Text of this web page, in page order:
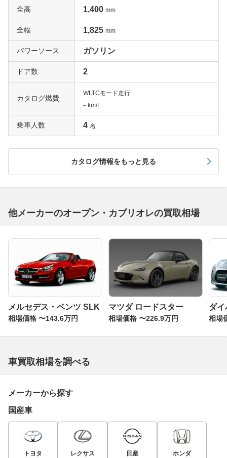
全高 1,400 mm
全幅 1,825 mm
パワーソース ガソリン
ドア数 2
カタログ燃費
WLTCモード走行
- km/L
乗車人数 4 名
カタログ情報をもっと見る
他メーカーのオープン・カブリオレの買取相場
メルセデス・ベンツ SLK
相場価格 〜143.6万円
マツダ ロードスター
相場価格 〜226.9万円
ダイ
相場
車買取相場を調べる
メーカーから探す
国産車
トヨタ レクサス 日産 ホンダ